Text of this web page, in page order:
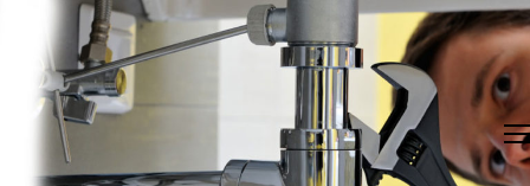
content